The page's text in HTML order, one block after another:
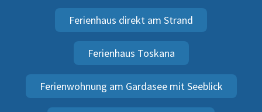
Ferienhaus direkt am Strand
Ferienhaus Toskana
Ferienwohnung am Gardasee mit Seeblick